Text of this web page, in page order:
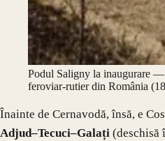
Podul Saligny la inaugurare
feroviar-rutier din România
Înainte de Cernavodă, însă, e
Adjud–Tecuci–Galați (deschisă